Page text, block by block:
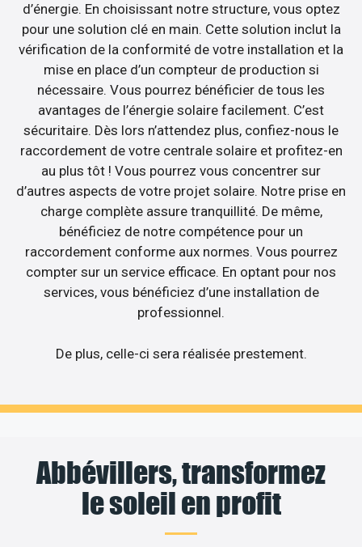
d’énergie. En choisissant notre structure, vous optez
pour une solution clé en main. Cette solution inclut la
vérification de la conformité de votre installation et la
mise en place d’un compteur de production si
nécessaire. Vous pourrez bénéficier de tous les
avantages de l’énergie solaire facilement. C’est
sécuritaire. Dès lors n’attendez plus, confiez-nous le
raccordement de votre centrale solaire et profitez-en
au plus tôt ! Vous pourrez vous concentrer sur
d’autres aspects de votre projet solaire. Notre prise en
charge complète assure tranquillité. De même,
bénéficiez de notre compétence pour un
raccordement conforme aux normes. Vous pourrez
compter sur un service efficace. En optant pour nos
services, vous bénéficiez d’une installation de
professionnel.
De plus, celle-ci sera réalisée prestement.
Abbévillers, transformez
le soleil en profit